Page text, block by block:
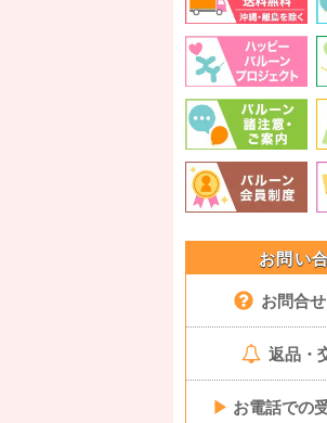
お問い
お問合
返品・
▶ お電話での